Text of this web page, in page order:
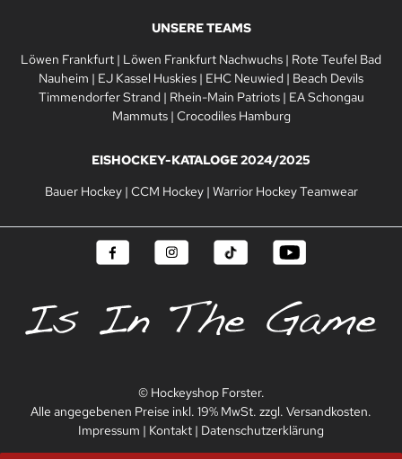
UNSERE TEAMS
Löwen Frankfurt | Löwen Frankfurt Nachwuchs | Rote Teufel Bad
Nauheim | EJ Kassel Huskies | EHC Neuwied | Beach Devils
Timmendorfer Strand | Rhein-Main Patriots| EA Schongau
Mammuts| Crocodiles Hamburg
EISHOCKEY-KATALOGE 2024/2025
Bauer Hockey| CCM Hockey| Warrior Hockey Teamwear
© Hockeyshop Forster.
Alle angegebenen Preise inkl. 19% MwSt. zzgl. Versandkosten.
Impressum | Kontakt | Datenschutzerklärung